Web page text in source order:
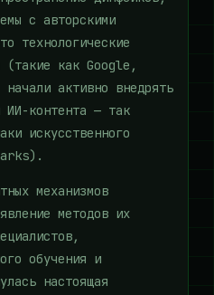
с авторскими
технологические
(такие как Google,
активно внедрять
ИИ-контента — так
искусственного
механизмов
методов их
обучения и
настоящая